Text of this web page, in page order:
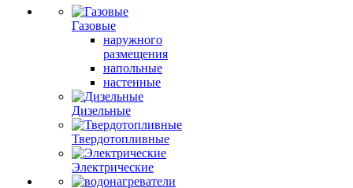
Газовые
наружного
размещения
напольные
настенные
Дизельные
Твердотопливные
Электрические